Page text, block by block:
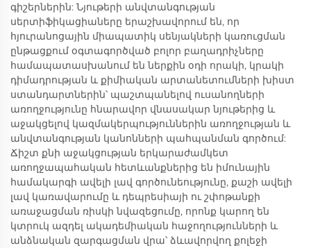
գիշերներին: Նյութերի անվտանգության
սերտիֆիկացիաները երաշխավորում են, որ
հյուրանոցային միապատիկ սենյակների կառուցման
ընթացքում օգտագործված բոլոր բաղադրիչները
համապատասխանում են ներքին օդի որակի, կրակի
դիմադրության և քիմիական արտանետումների խիստ
ստանդարտներին՝ պաշտպանելով ուսանողների
առողջությունը հնարավոր վնասակար նյութերից և
աջակցելով կազմակերպություններին առողջության և
անվտանգության կանոնների պահպանման գործում:
Ճիշտ քնի աջակցության երկարաժամկետ
առողջապահական հետևանքներից են իմունային
համակարգի ավելի լավ գործունեությունը, քաշի ավելի
լավ կառավարումը և դեպրեսիայի ու շփոթանքի
առաջացման ռիսկի նվազեցումը, որոնք կարող են
կտրուկ ազդել ակադեմիական հաջողությունների և
անձնական զարգացման վրա՝ ձևավորվող քոլեջի